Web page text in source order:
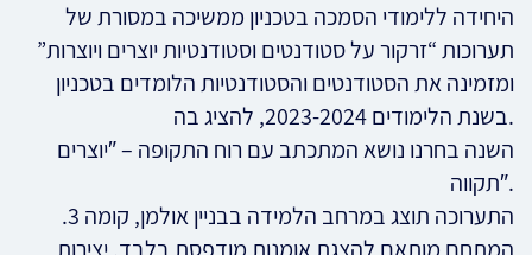
היחידה ללימודי הסמכה בטכניון ממשיכה במסורת של
תערוכות “זרקור על סטודנטים וסטודנטיות יוצרים ויוצרות”
ומזמינה את הסטודנטים והסטודנטיות הלומדים בטכניון
בשנת הלימודים 2023-2024, להציג בה.
השנה בחרנו נושא המתכתב עם רוח התקופה – ″יוצרים
תקווה″.
התערוכה תוצג במרחב הלמידה בבניין אולמן, קומה 3.